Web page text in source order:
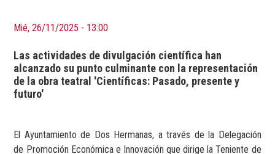
Mié, 26/11/2025 - 13:00
Las actividades de divulgación científica han
alcanzado su punto culminante con la representación
de la obra teatral 'Científicas: Pasado, presente y
futuro'
El Ayuntamiento de Dos Hermanas, a través de la Delegación
de Promoción Económica e Innovación que dirige la Teniente de